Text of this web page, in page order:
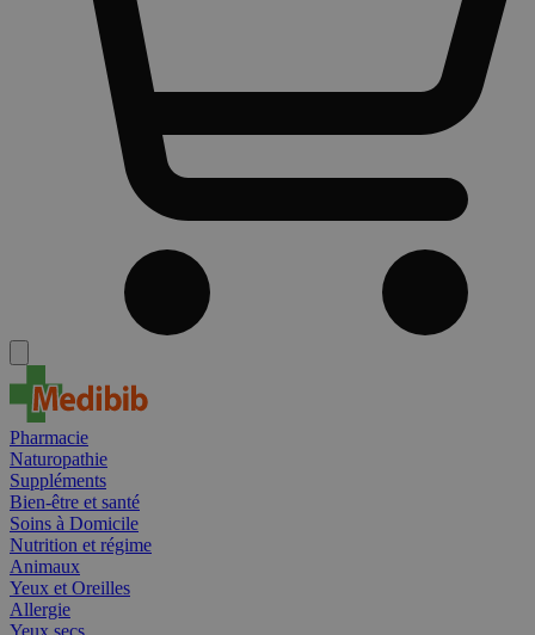
Pharmacie
Naturopathie
Suppléments
Bien-être et santé
Soins à Domicile
Nutrition et régime
Animaux
Yeux et Oreilles
Allergie